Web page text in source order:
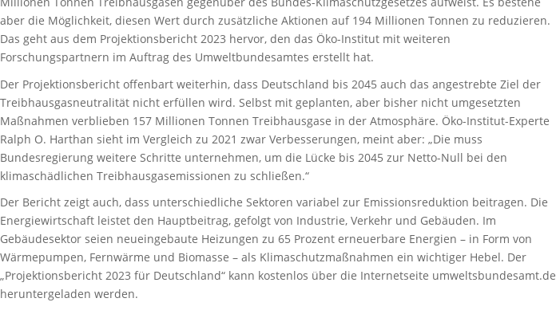
aber die Möglichkeit, diesen Wert durch zusätzliche Aktionen auf 194 Millionen Tonnen zu reduzieren.
Das geht aus dem Projektionsbericht 2023 hervor, den das Öko-Institut mit weiteren
Forschungspartnern im Auftrag des Umweltbundesamtes erstellt hat.
Der Projektionsbericht offenbart weiterhin, dass Deutschland bis 2045 auch das angestrebte Ziel der
Treibhausgasneutralität nicht erfüllen wird. Selbst mit geplanten, aber bisher nicht umgesetzten
Maßnahmen verblieben 157 Millionen Tonnen Treibhausgase in der Atmosphäre. Öko-Institut-Experte
Ralph O. Harthan sieht im Vergleich zu 2021 zwar Verbesserungen, meint aber: „Die muss
Bundesregierung weitere Schritte unternehmen, um die Lücke bis 2045 zur Netto-Null bei den
klimaschädlichen Treibhausgasemissionen zu schließen.“
Der Bericht zeigt auch, dass unterschiedliche Sektoren variabel zur Emissionsreduktion beitragen. Die
Energiewirtschaft leistet den Hauptbeitrag, gefolgt von Industrie, Verkehr und Gebäuden. Im
Gebäudesektor seien neueingebaute Heizungen zu 65 Prozent erneuerbare Energien – in Form von
Wärmepumpen, Fernwärme und Biomasse – als Klimaschutzmaßnahmen ein wichtiger Hebel. Der
„Projektionsbericht 2023 für Deutschland“ kann kostenlos über die Internetseite umweltsbundesamt.de
heruntergeladen werden.